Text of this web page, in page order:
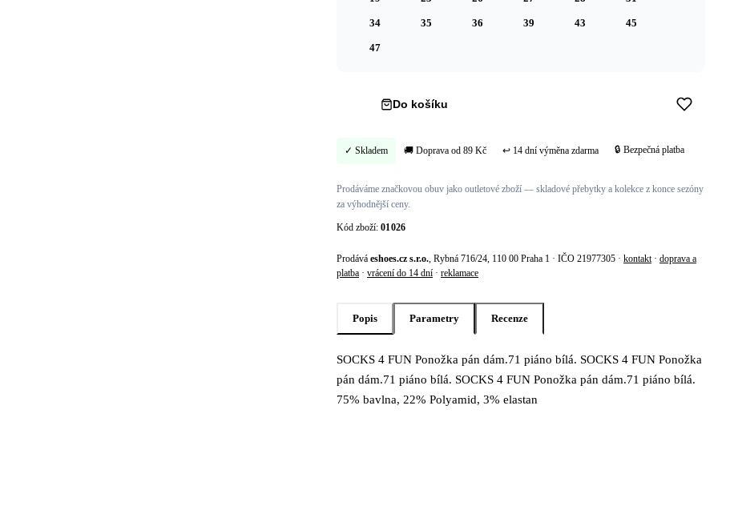
34 35 36 39 43 45
47
Do košíku
✓ Skladem 🚚 Doprava od 89 Kč ↩ 14 dní výměna zdarma 🔒 Bezpečná platba
Prodáváme značkovou obuv jako outletové zboží — skladové přebytky a kolekce z konce sezóny
za výhodnější ceny.
Kód zboží: 01026
Prodává eshoes.cz s.r.o. , Rybná 716/24, 110 00 Praha 1 · IČO 21977305 · kontakt · doprava a
platba · vrácení do 14 dní · reklamace
Popis Parametry Recenze
Popis produktu Socks 4 fun Ponožka pán dám
SOCKS 4 FUN Ponožka pán dám.71 piáno bílá. SOCKS 4 FUN Ponožka
pán dám.71 piáno bílá. SOCKS 4 FUN Ponožka pán dám.71 piáno bílá.
75% bavlna, 22% Polyamid, 3% elastan